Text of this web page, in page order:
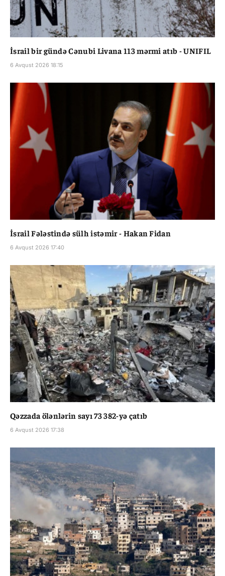
İsrail bir gündə Cənubi Livana 113 mərmi atıb - UNIFIL
6 Avqust 2026 18:15
İsrail Fələstində sülh istəmir - Hakan Fidan
6 Avqust 2026 17:40
Qəzzada ölənlərin sayı 73 382-yə çatıb
6 Avqust 2026 17:38